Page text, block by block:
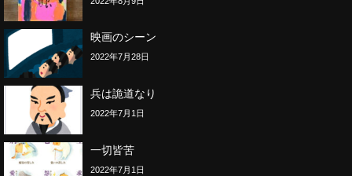
映画のシーン
2022年7月28日
兵は詭道なり
2022年7月1日
一切皆苦
2022年7月1日